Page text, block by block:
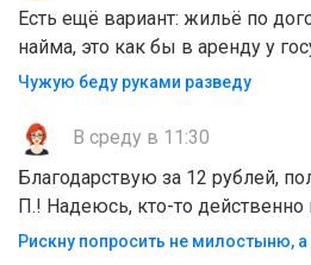
Есть ещё вариант: жильё по
найма, это как бы в аренду у
Чужую беду руками разведу
В среду в 11:30
Благодарствую за 12 рублей,
П.! Надеюсь, кто-то
Рискну попросить не милостыню,